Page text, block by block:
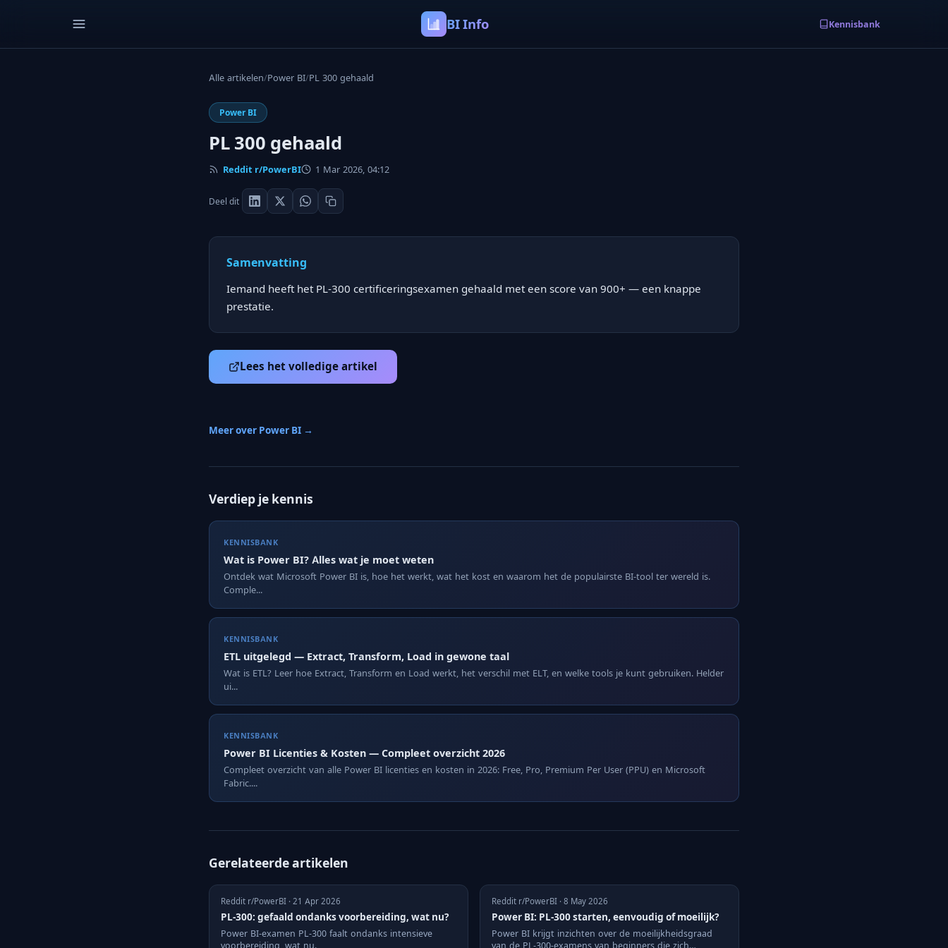
BI Info Kennisbank
Alle artikelen/Power BI/PL 300 gehaald
Power BI
PL 300 gehaald
Reddit r/PowerBI 1 Mar 2026, 04:12
Deel dit
Samenvatting
Iemand heeft het PL-300 certificeringsexamen gehaald met een score van 900+ — een knappe
prestatie.
Lees het volledige artikel
Meer over Power BI →
Verdiep je kennis
KENNISBANK
Wat is Power BI? Alles wat je moet weten
Ontdek wat Microsoft Power BI is, hoe het werkt, wat het kost en waarom het de populairste BI-tool ter wereld is.
Comple...
KENNISBANK
ETL uitgelegd — Extract, Transform, Load in gewone taal
Wat is ETL? Leer hoe Extract, Transform en Load werkt, het verschil met ELT, en welke tools je kunt gebruiken. Helder
ui...
KENNISBANK
Power BI Licenties & Kosten — Compleet overzicht 2026
Compleet overzicht van alle Power BI licenties en kosten in 2026: Free, Pro, Premium Per User (PPU) en Microsoft
Fabric....
Gerelateerde artikelen
Reddit r/PowerBI · 21 Apr 2026
PL-300: gefaald ondanks voorbereiding, wat nu?
Power BI-examen PL-300 faalt ondanks intensieve
voorbereiding, wat nu.
Reddit r/PowerBI · 8 May 2026
Power BI: PL-300 starten, eenvoudig of moeilijk?
Power BI krijgt inzichten over de moeilijkheidsgraad
van de PL-300-examens van beginners die zich